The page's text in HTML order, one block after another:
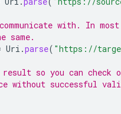
with. In most
same.
Uri .parse( "https://
so you can check
without successful